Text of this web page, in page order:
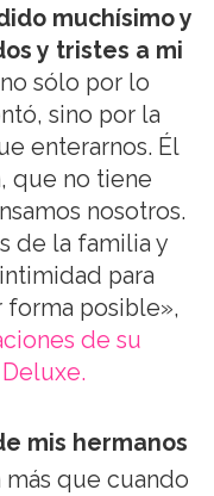
muchísimo y
y tristes a mi
sólo por lo
sino por la
enterarnos. Él
que no tiene
nosotros.
de la familia y
para
forma posible»,
de su
mis hermanos
más que cuando